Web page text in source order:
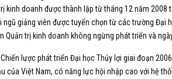
kinh doanh được thành lập từ tháng 12 năm
ngũ giảng viên được tuyển chọn từ các trường
Quản trị kinh doanh không ngừng phát triển và
lược phát triển Đại học Thủy lợi giai đoạn
của Việt Nam, có năng lực hội nhập cao với hệ